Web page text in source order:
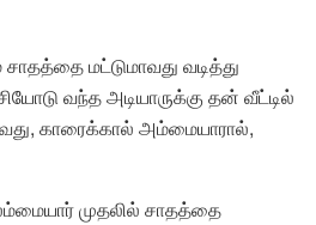
மட்டுமாவது வடித்து
வந்த அடியாருக்கு தன் வீட்டில்
காரைக்கால் அம்மையாரால்,
முதலில் சாதத்தை